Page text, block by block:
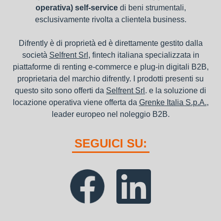
operativa) self-servicedi beni strumentali,
esclusivamente rivolta a clientela business.
Difrently è di proprietà ed è direttamente gestito dalla
società Selfrent Srl , fintech italiana specializzata in
piattaforme di renting e-commerce e plug-in digitali B2B,
proprietaria del marchio difrently. I prodotti presenti su
questo sito sono offerti da Selfrent Srl . e la soluzione di
locazione operativa viene offerta da Grenke Italia S.p.A.,
leader europeo nel noleggio B2B.
SEGUICI SU: